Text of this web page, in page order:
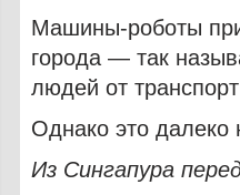
Машины-роботы
города — так
людей от
Однако это далеко
Из Сингапура